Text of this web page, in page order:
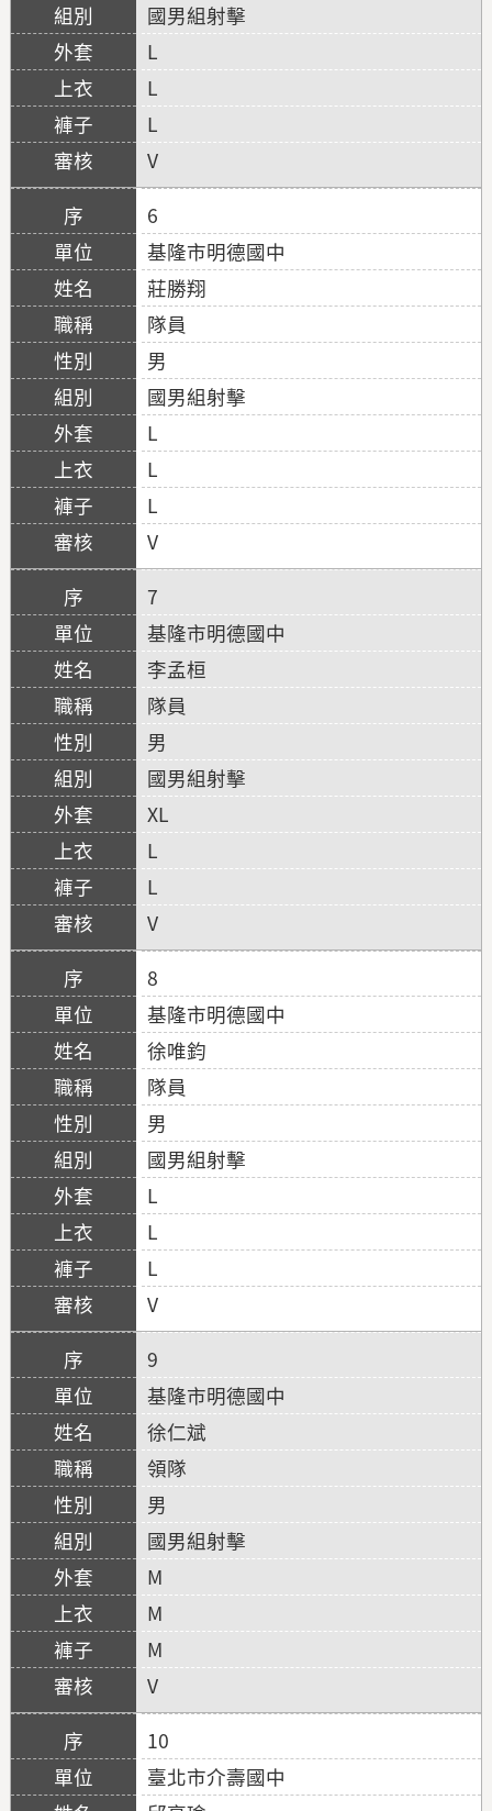
國男組射擊
L
L
L
V
6
基隆市明德國中
莊勝翔
隊員
男
國男組射擊
L
L
L
V
7
基隆市明德國中
李孟桓
隊員
男
國男組射擊
XL
L
L
V
8
基隆市明德國中
徐唯鈞
隊員
男
國男組射擊
L
L
L
V
9
基隆市明德國中
徐仁斌
領隊
男
國男組射擊
M
M
M
V
10
臺北市介壽國中